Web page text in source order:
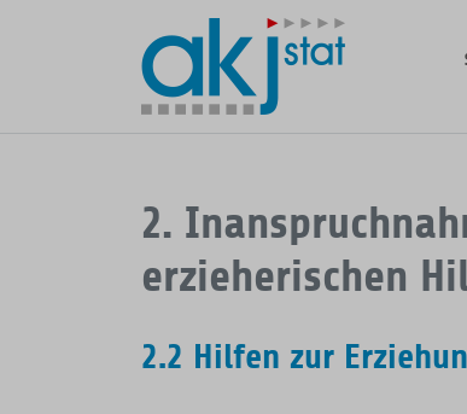
2.
erzieherischen
2.2 Hilfen zur